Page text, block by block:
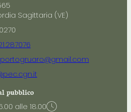
Sagittaria (VE)
pubblico
alle 18.00